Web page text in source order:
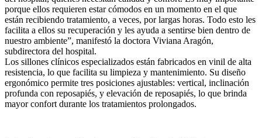
porque ellos requieren estar cómodos en un momento en el que
están recibiendo tratamiento, a veces, por largas horas. Todo esto les
facilita a ellos su recuperación y les ayuda a sentirse bien dentro de
nuestro ambiente”, manifestó la doctora Viviana Aragón,
subdirectora del hospital.
Los sillones clínicos especializados están fabricados en vinil de alta
resistencia, lo que facilita su limpieza y mantenimiento. Su diseño
ergonómico permite tres posiciones ajustables: vertical, inclinación
profunda con reposapiés, y elevación de reposapiés, lo que brinda
mayor confort durante los tratamientos prolongados.